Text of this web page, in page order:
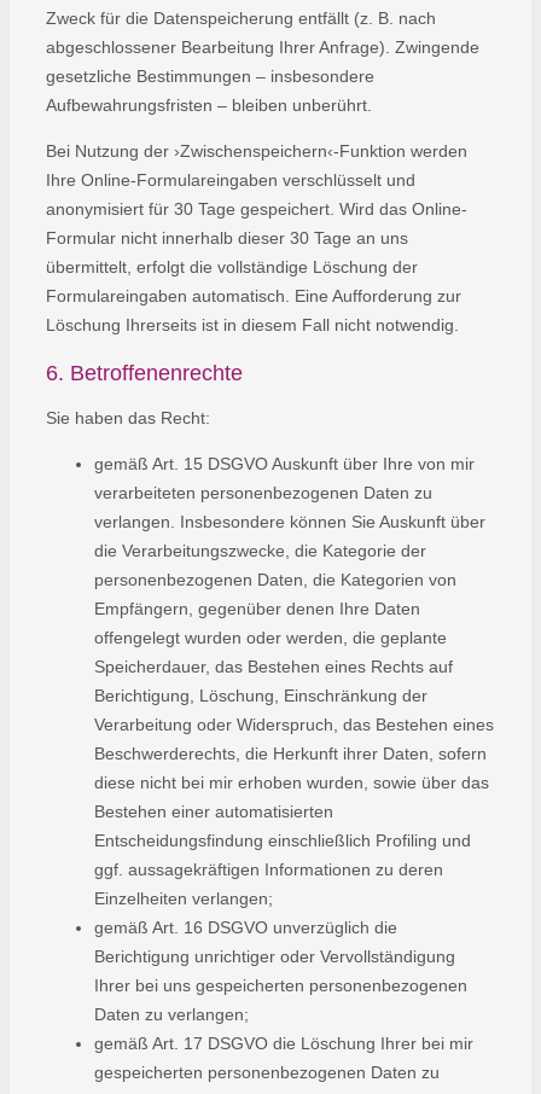
Zweck für die Datenspeicherung entfällt (z. B. nach
abgeschlossener Bearbeitung Ihrer Anfrage). Zwingende
gesetzliche Bestimmungen – insbesondere
Aufbewahrungsfristen – bleiben unberührt.
Bei Nutzung der ›Zwischenspeichern‹-Funktion werden
Ihre Online-Formulareingaben verschlüsselt und
anonymisiert für 30 Tage gespeichert. Wird das Online-
Formular nicht innerhalb dieser 30 Tage an uns
übermittelt, erfolgt die vollständige Löschung der
Formulareingaben automatisch. Eine Aufforderung zur
Löschung Ihrerseits ist in diesem Fall nicht notwendig.
6. Betroffenenrechte
Sie haben das Recht:
gemäß Art. 15 DSGVO Auskunft über Ihre von mir
verarbeiteten personenbezogenen Daten zu
verlangen. Insbesondere können Sie Auskunft über
die Verarbeitungszwecke, die Kategorie der
personenbezogenen Daten, die Kategorien von
Empfängern, gegenüber denen Ihre Daten
offengelegt wurden oder werden, die geplante
Speicherdauer, das Bestehen eines Rechts auf
Berichtigung, Löschung, Einschränkung der
Verarbeitung oder Widerspruch, das Bestehen eines
Beschwerderechts, die Herkunft ihrer Daten, sofern
diese nicht bei mir erhoben wurden, sowie über das
Bestehen einer automatisierten
Entscheidungsfindung einschließlich Profiling und
ggf. aussagekräftigen Informationen zu deren
Einzelheiten verlangen;
gemäß Art. 16 DSGVO unverzüglich die
Berichtigung unrichtiger oder Vervollständigung
Ihrer bei uns gespeicherten personenbezogenen
Daten zu verlangen;
gemäß Art. 17 DSGVO die Löschung Ihrer bei mir
gespeicherten personenbezogenen Daten zu